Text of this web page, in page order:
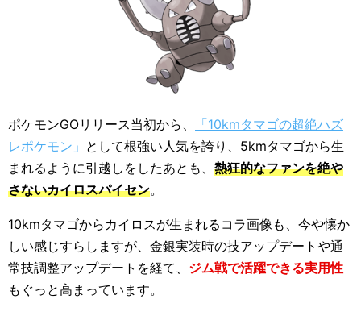
ポケモンGOリリース当初から、
「10kmタマゴの超絶ハズ
レポケモン」 として根強い人気を誇り、5kmタマゴから生
まれるように引越しをしたあとも、 熱狂的なファンを絶や
さないカイロスパイセン。
10kmタマゴからカイロスが生まれるコラ画像も、今や懐か
しい感じすらしますが、金銀実装時の技アップデートや通
常技調整アップデートを経て、 ジム戦で活躍できる実用性
もぐっと高まっています。